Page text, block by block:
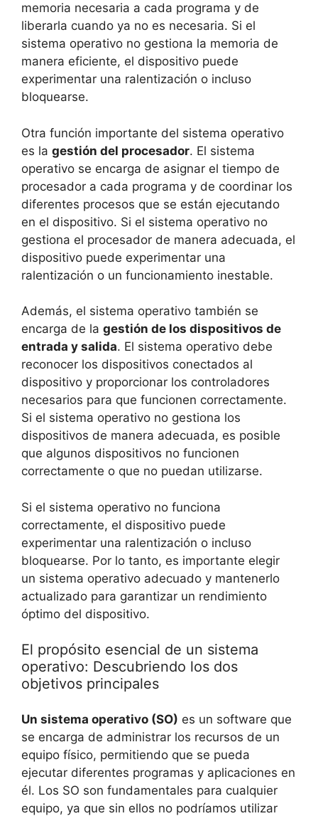
memoria necesaria a cada programa y de
liberarla cuando ya no es necesaria. Si el
sistema operativo no gestiona la memoria de
manera eficiente, el dispositivo puede
experimentar una ralentización o incluso
bloquearse.
Otra función importante del sistema operativo
es la gestión del procesador. El sistema
operativo se encarga de asignar el tiempo de
procesador a cada programa y de coordinar los
diferentes procesos que se están ejecutando
en el dispositivo. Si el sistema operativo no
gestiona el procesador de manera adecuada, el
dispositivo puede experimentar una
ralentización o un funcionamiento inestable.
Además, el sistema operativo también se
encarga de la gestión de los dispositivos de
entrada y salida. El sistema operativo debe
reconocer los dispositivos conectados al
dispositivo y proporcionar los controladores
necesarios para que funcionen correctamente.
Si el sistema operativo no gestiona los
dispositivos de manera adecuada, es posible
que algunos dispositivos no funcionen
correctamente o que no puedan utilizarse.
Si el sistema operativo no funciona
correctamente, el dispositivo puede
experimentar una ralentización o incluso
bloquearse. Por lo tanto, es importante elegir
un sistema operativo adecuado y mantenerlo
actualizado para garantizar un rendimiento
óptimo del dispositivo.
El propósito esencial de un sistema
operativo: Descubriendo los dos
objetivos principales
Un sistema operativo (SO) es un software que
se encarga de administrar los recursos de un
equipo físico, permitiendo que se pueda
ejecutar diferentes programas y aplicaciones en
él. Los SO son fundamentales para cualquier
equipo, ya que sin ellos no podríamos utilizar